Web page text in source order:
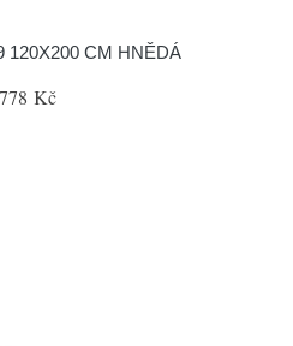
120X200 CM HNĚDÁ
Kč